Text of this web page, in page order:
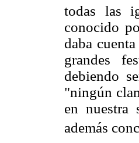
todas las
conocido
daba
grandes
debiendo
"ningún
en nuestra
además